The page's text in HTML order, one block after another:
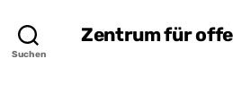
Suchen
Zentrum für